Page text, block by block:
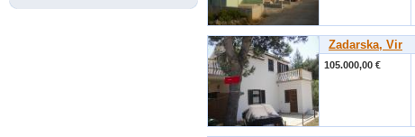
Zadarska, Vir
105.000,00 €